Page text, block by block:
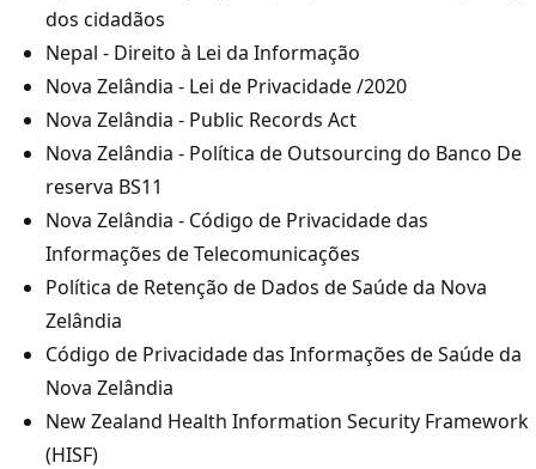
dos cidadãos
Nepal - Direito à Lei da Informação
Nova Zelândia - Lei de Privacidade /2020
Nova Zelândia - Public Records Act
Nova Zelândia - Política de Outsourcing do Banco De
reserva BS11
Nova Zelândia - Código de Privacidade das
Informações de Telecomunicações
Política de Retenção de Dados de Saúde da Nova
Zelândia
Código de Privacidade das Informações de Saúde da
Nova Zelândia
New Zealand Health Information Security Framework
(HISF)